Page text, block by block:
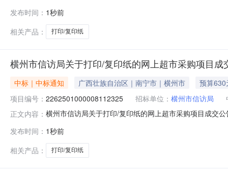
4.002289122新绿天章A480g8包打印/复印纸天章/
发布时间： 1秒前
相关产品：
打印/复印纸
横州市信访局关于打印/复印纸的网上超市采购项目成
中标｜中标通知 广西壮族自治区｜南宁市｜横州市
预算630
项目编号： 2262501000008112325 招标单位： 横州市信访局
正文内容： 横州市信访局关于打印/复印纸的网上超市采购项目成交
购计划信息：序号采购计划文号信息采购计划金额
发布时间： 1秒前
相关产品：
打印/复印纸